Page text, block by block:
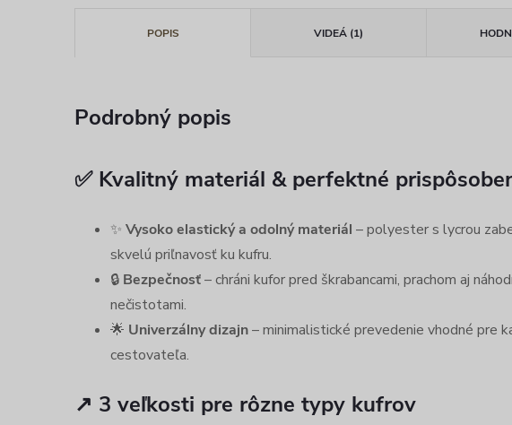
POPIS VIDEÁ (1)
Podrobný popis
✅ Kvalitný materiál & perfektné
✨ Vysoko elastický a odolný materiál – polyester s lycrou
skvelú priľnavosť ku kufru.
🔒 Bezpečnosť– chráni kufor pred škrabancami, prachom aj
nečistotami.
🌟 Univerzálny dizajn– minimalistické prevedenie vhodné pre
cestovateľa.
↗️ 3 veľkosti pre rôzne typy kufrov